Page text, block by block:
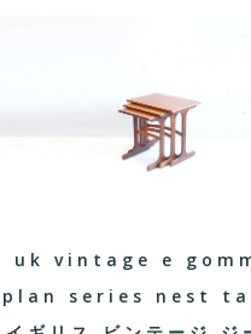
uk vintage e
plan series nest